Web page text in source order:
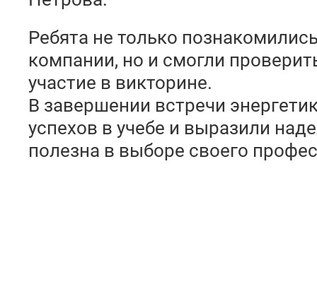
Ребята не только
компании, но и смогли
участие в викторине.
В завершении встречи
успехов в учебе и выразили
полезна в выборе своего